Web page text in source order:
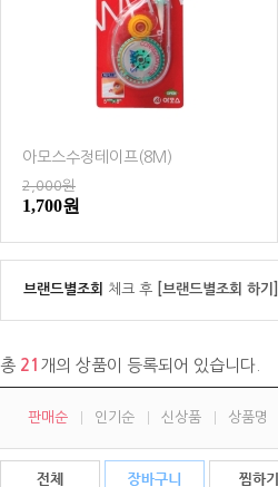
아모스수정테이프(8M)
2,000원
1,700원
브랜드별조회 체크 후 [브랜드별조회 하기]
총 21 개의 상품이 등록되어 있습니다.
판매순 인기순 신상품 상품명